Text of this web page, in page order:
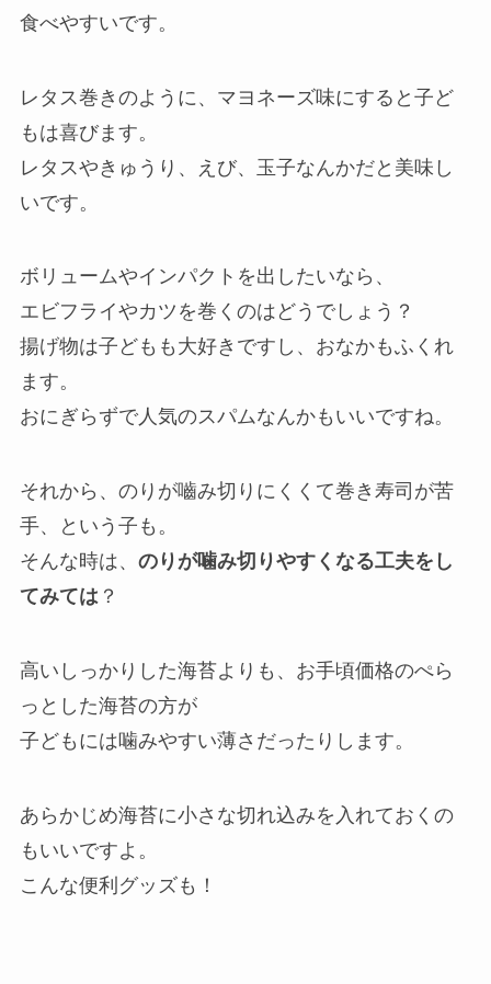
食べやすいです。
レタス巻きのように、マヨネーズ味にすると子ど
もは喜びます。
レタスやきゅうり、えび、玉子なんかだと美味し
いです。
ボリュームやインパクトを出したいなら、
エビフライやカツを巻くのはどうでしょう？
揚げ物は子どもも大好きですし、おなかもふくれ
ます。
おにぎらずで人気のスパムなんかもいいですね。
それから、のりが嚙み切りにくくて巻き寿司が苦
手、という子も。
そんな時は、 のりが噛み切りやすくなる工夫をし
てみては？
高いしっかりした海苔よりも、お手頃価格のぺら
っとした海苔の方が
子どもには噛みやすい薄さだったりします。
あらかじめ海苔に小さな切れ込みを入れておくの
もいいですよ。
こんな便利グッズも！